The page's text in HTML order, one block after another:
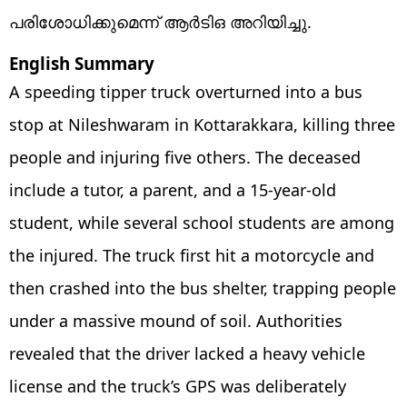
പരിശോധിക്കുമെന്ന് ആര്‍ടിഒ അറിയിച്ചു.
English Summary
A speeding tipper truck overturned into a bus
stop at Nileshwaram in Kottarakkara, killing three
people and injuring five others. The deceased
include a tutor, a parent, and a 15-year-old
student, while several school students are among
the injured. The truck first hit a motorcycle and
then crashed into the bus shelter, trapping people
under a massive mound of soil. Authorities
revealed that the driver lacked a heavy vehicle
license and the truck’s GPS was deliberately